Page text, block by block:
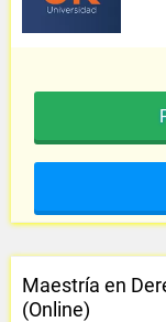
Maestría en
(Online)